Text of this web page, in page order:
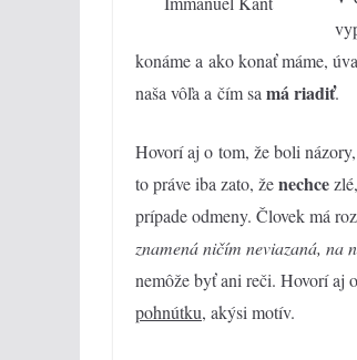
konáme a ako konať máme,
naša vôľa a čím samá riadiť.
Hovorí aj o tom, že boli
to práve iba zato, ženechce
prípade odmeny. Človek má
znamená ničím neviazaná, na
nemôže byť ani reči. Hovorí aj
pohnútku, akýsi motív.